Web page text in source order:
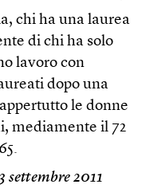
chi ha una laurea
di chi ha solo
lavoro con
dopo una
le donne
mediamente il 72
settembre 2011